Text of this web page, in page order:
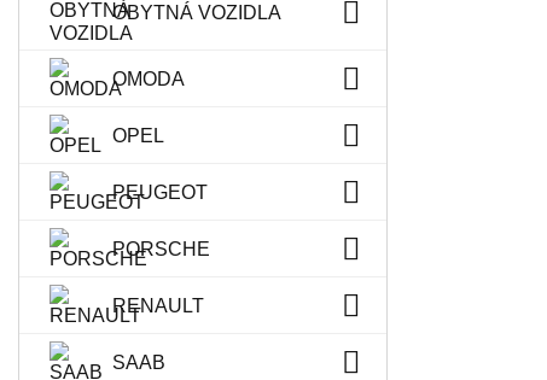
OBYTNÁ VOZIDLA
OMODA
OPEL
PEUGEOT
PORSCHE
RENAULT
SAAB